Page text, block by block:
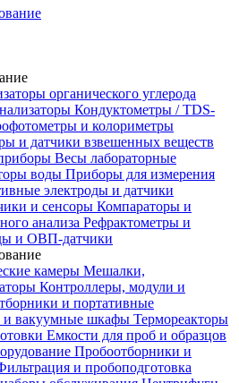
органического углерода
Кондуктометры / TDS-
и колориметры
и датчики взвешенных веществ
Весы лабораторные
воды Приборы для измерения
электроды и датчики
и сенсоры Компараторы и
анализа Рефрактометры и
и ОВП-датчики
камеры Мешалки,
Контроллеры, модули и
и портативные
вакуумные шкафы Термореакторы
Емкости для проб и образцов
Пробоотборники и
и пробоподготовка